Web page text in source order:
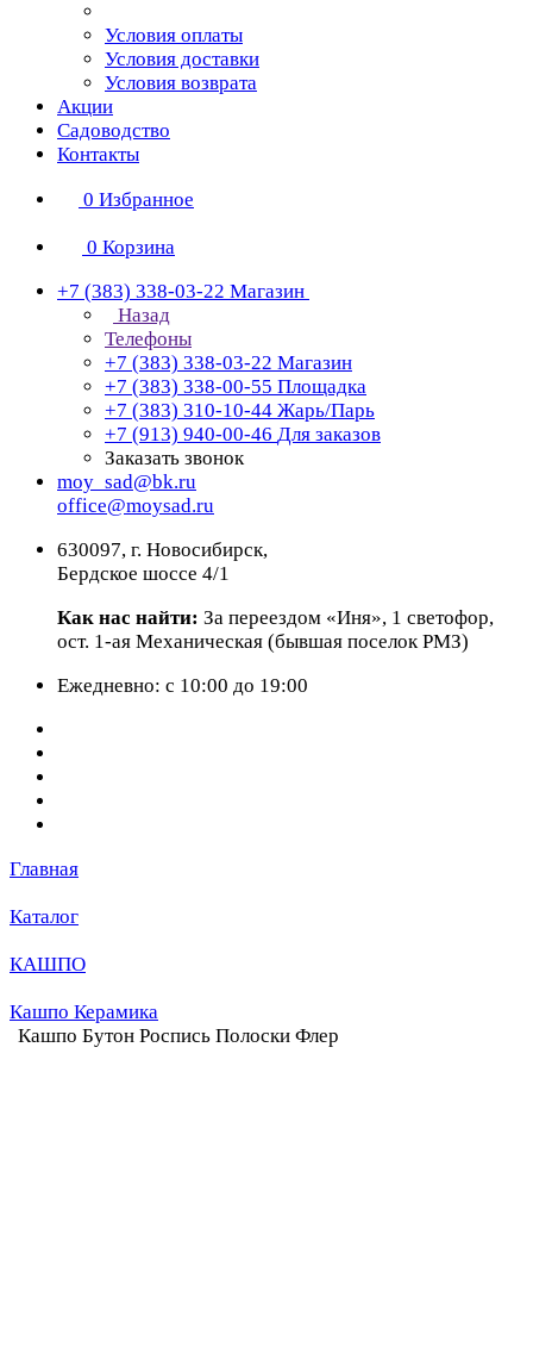
Условия оплаты
Условия доставки
Условия возврата
Акции
Садоводство
Контакты
0 Избранное
0 Корзина
+7 (383) 338-03-22 Магазин
Назад
Телефоны
+7 (383) 338-03-22 Магазин
+7 (383) 338-00-55 Площадка
+7 (383) 310-10-44 Жарь/Парь
+7 (913) 940-00-46 Для заказов
Заказать звонок
moy_sad@bk.ru
office@moysad.ru
630097, г. Новосибирск,
Бердское шоссе 4/1
Как нас найти: За переездом «Иня», 1 светофор,
ост. 1-ая Механическая (бывшая поселок РМЗ)
Ежедневно: с 10:00 до 19:00
Главная
Каталог
КАШПО
Кашпо Керамика
Кашпо Бутон Роспись Полоски Флер